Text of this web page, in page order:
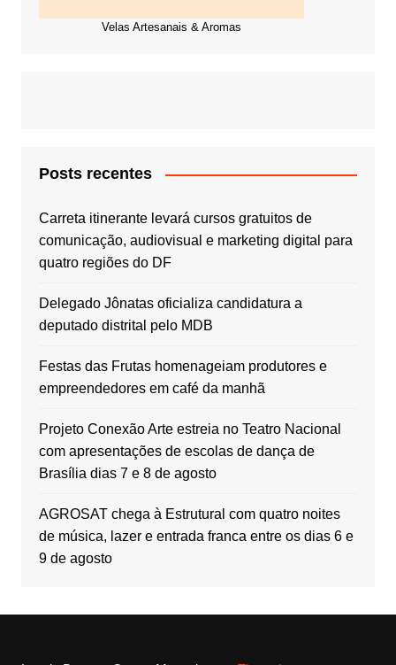
Velas Artesanais & Aromas
Posts recentes
Carreta itinerante levará cursos gratuitos de
comunicação, audiovisual e marketing digital para
quatro regiões do DF
Delegado Jônatas oficializa candidatura a
deputado distrital pelo MDB
Festas das Frutas homenageiam produtores e
empreendedores em café da manhã
Projeto Conexão Arte estreia no Teatro Nacional
com apresentações de escolas de dança de
Brasília dias 7 e 8 de agosto
AGROSAT chega à Estrutural com quatro noites
de música, lazer e entrada franca entre os dias 6 e
9 de agosto